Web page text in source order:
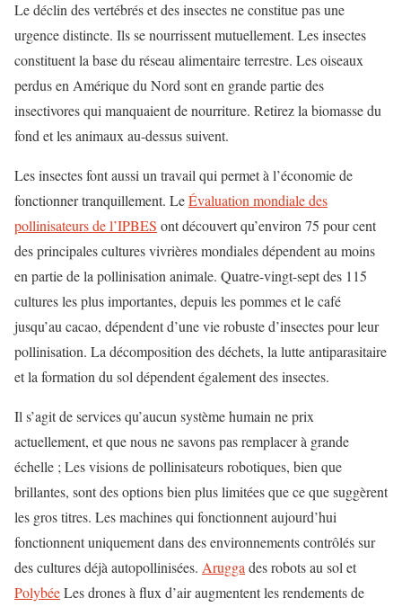
Le déclin des vertébrés et des insectes ne constitue pas une
urgence distincte. Ils se nourrissent mutuellement. Les insectes
constituent la base du réseau alimentaire terrestre. Les oiseaux
perdus en Amérique du Nord sont en grande partie des
insectivores qui manquaient de nourriture. Retirez la biomasse du
fond et les animaux au-dessus suivent.
Les insectes font aussi un travail qui permet à l’économie de
fonctionner tranquillement. LeÉvaluation mondiale des
pollinisateurs de l’IPBES ont découvert qu’environ 75 pour cent
des principales cultures vivrières mondiales dépendent au moins
en partie de la pollinisation animale. Quatre-vingt-sept des 115
cultures les plus importantes, depuis les pommes et le café
jusqu’au cacao, dépendent d’une vie robuste d’insectes pour leur
pollinisation. La décomposition des déchets, la lutte antiparasitaire
et la formation du sol dépendent également des insectes.
Il s’agit de services qu’aucun système humain ne prix
actuellement, et que nous ne savons pas remplacer à grande
échelle ; Les visions de pollinisateurs robotiques, bien que
brillantes, sont des options bien plus limitées que ce que suggèrent
les gros titres. Les machines qui fonctionnent aujourd’hui
fonctionnent uniquement dans des environnements contrôlés sur
des cultures déjà autopollinisées. Aruggades robots au sol et
PolybéeLes drones à flux d’air augmentent les rendements de